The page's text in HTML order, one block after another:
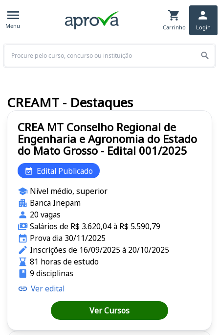
Menu Carrinho Login
Buscar
CREA MT Conselho Regional de
Engenharia e Agronomia do Estado
do Mato Grosso - Edital 001/2025
Edital Publicado
Nível médio, superior
Banca Inepam
20 vagas
Salários de R$ 3.620,04 à R$ 5.590,79
Prova dia 30/11/2025
Inscrições de 16/09/2025 à 20/10/2025
81 horas de estudo
9 disciplinas
Ver edital
Ver Cursos
CREAMT - Destaques